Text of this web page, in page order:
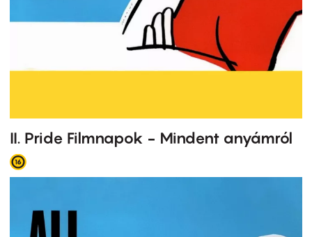
II. Pride Filmnapok - Mindent anyámról